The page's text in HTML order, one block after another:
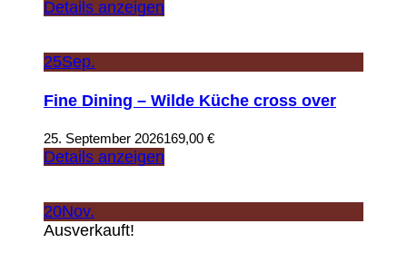
Details anzeigen
25Sep.
Fine Dining – Wilde Küche cross over
25. September 2026169,00 €
Details anzeigen
20Nov.
Ausverkauft!